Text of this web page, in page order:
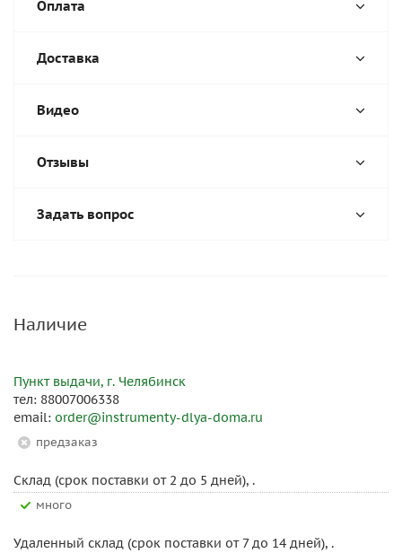
Оплата
Доставка
Видео
Отзывы
Задать вопрос
Наличие
Пункт выдачи, г. Челябинск
тел: 88007006338
email: order@instrumenty-dlya-doma.ru
Предзаказ
Склад (срок поставки от 2 до 5 дней), .
Много
Удаленный склад (срок поставки от 7 до 14 дней), .